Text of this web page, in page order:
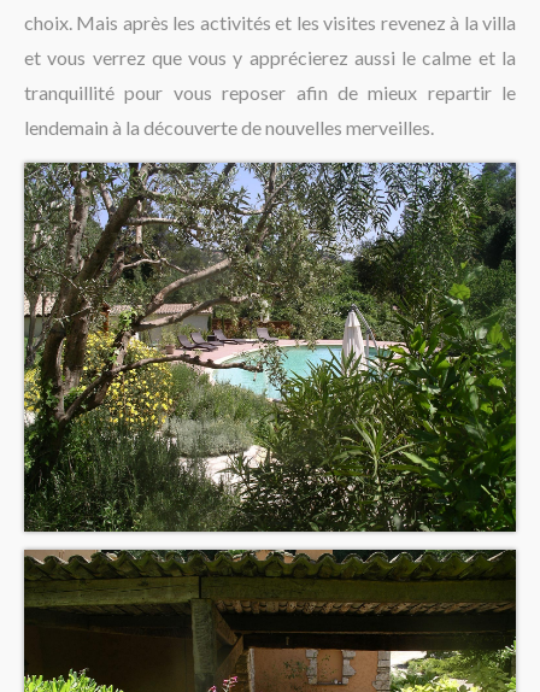
choix. Mais après les activités et les visites revenez à la villa
et vous verrez que vous y apprécierez aussi le calme et la
tranquillité pour vous reposer afin de mieux repartir le
lendemain à la découverte de nouvelles merveilles.